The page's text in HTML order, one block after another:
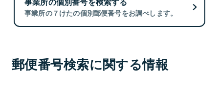
事業所の７けたの個別郵便番号をお調べします。
郵便番号検索に関する情報